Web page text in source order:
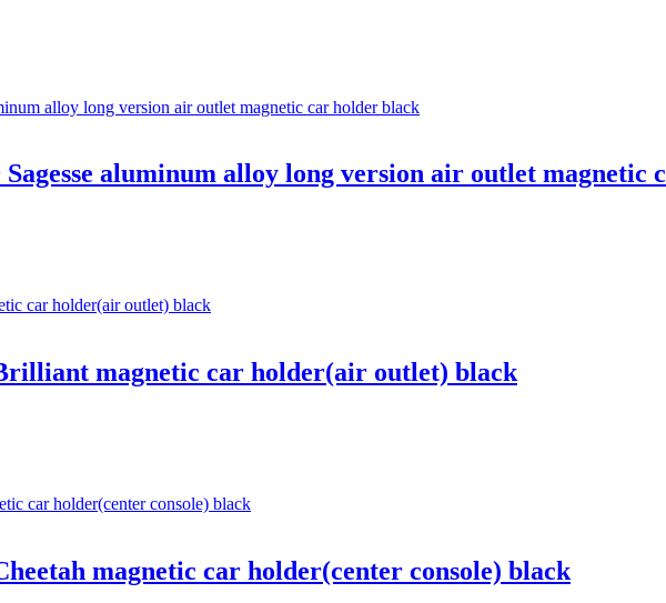
aluminum alloy long version air outlet magnetic
magnetic car holder(air outlet) black
magnetic car holder(center console) black